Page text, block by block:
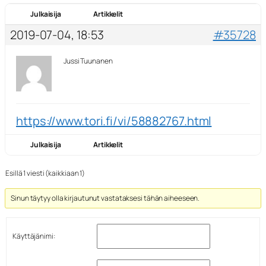
Julkaisija Artikkelit
2019-07-04, 18:53 #35728
Jussi Tuunanen
https://www.tori.fi/vi/58882767.html
Julkaisija Artikkelit
Esillä 1 viesti (kaikkiaan 1)
Sinun täytyy olla kirjautunut vastataksesi tähän aiheeseen.
Käyttäjänimi: